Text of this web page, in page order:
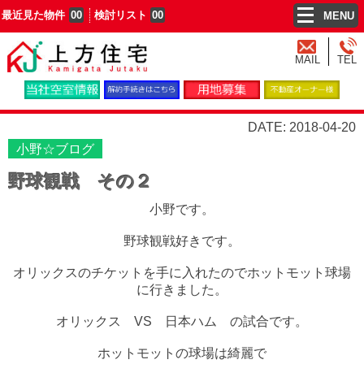
最近見た物件 00 検討リスト 00 MENU
MAIL TEL
DATE: 2018-04-20
小野☆ブログ
野球観戦 その２
小野です。
野球観戦好きです。
オリックスのチケットを手に入れたのでホットモット球場
に行きました。
オリックス VS 日本ハム の試合です。
ホットモットの球場は綺麗で